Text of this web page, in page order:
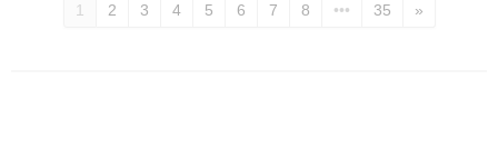
1 2 3 4 5 6 7 8 ••• 35 »